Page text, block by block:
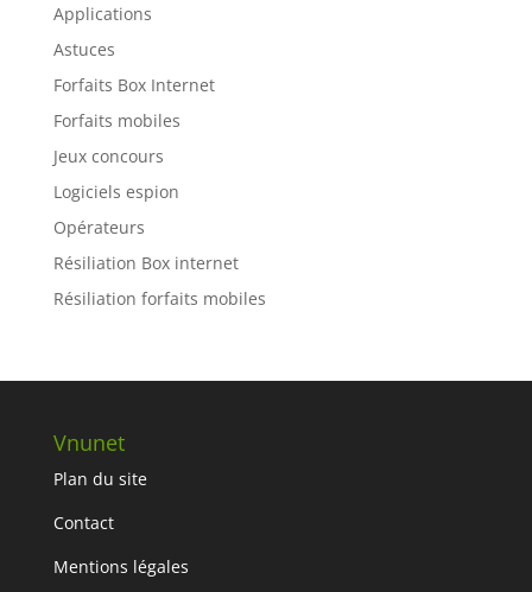
Applications
Astuces
Forfaits Box Internet
Forfaits mobiles
Jeux concours
Logiciels espion
Opérateurs
Résiliation Box internet
Résiliation forfaits mobiles
Vnunet
Plan du site
Contact
Mentions légales